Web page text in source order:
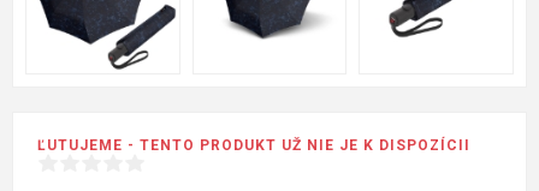
ĽUTUJEME - TENTO PRODUKT UŽ NIE JE K DISPOZÍCII